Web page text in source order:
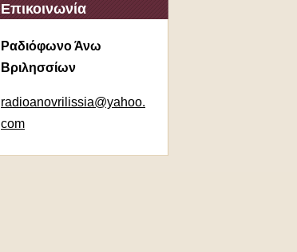
Επικοινωνία
Ραδιόφωνο Άνω
Βριλησσίων
radioanovrilissia@yahoo.
com